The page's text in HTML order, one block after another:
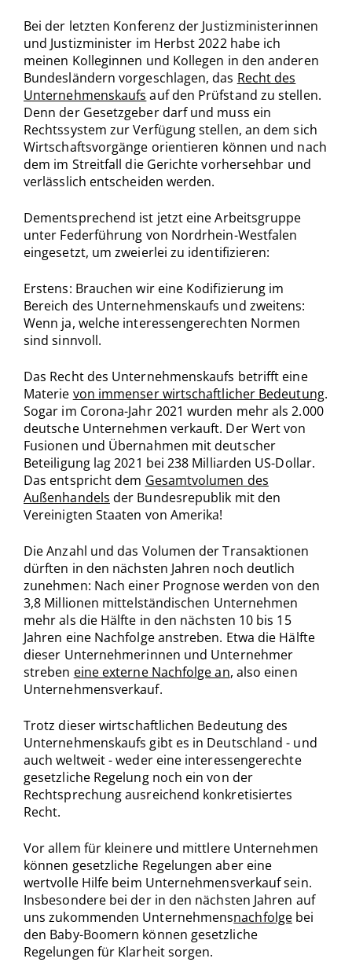
Bei der letzten Konferenz der Justizministerinnen
und Justizminister im Herbst 2022 habe ich
meinen Kolleginnen und Kollegen in den anderen
Bundesländern vorgeschlagen, das Recht des
Unternehmenskaufs auf den Prüfstand zu stellen.
Denn der Gesetzgeber darf und muss ein
Rechtssystem zur Verfügung stellen, an dem sich
Wirtschaftsvorgänge orientieren können und nach
dem im Streitfall die Gerichte vorhersehbar und
verlässlich entscheiden werden.
Dementsprechend ist jetzt eine Arbeitsgruppe
unter Federführung von Nordrhein-Westfalen
eingesetzt, um zweierlei zu identifizieren:
Erstens: Brauchen wir eine Kodifizierung im
Bereich des Unternehmenskaufs und zweitens:
Wenn ja, welche interessengerechten Normen
sind sinnvoll.
Das Recht des Unternehmenskaufs betrifft eine
Materie von immenser wirtschaftlicher Bedeutung.
Sogar im Corona-Jahr 2021 wurden mehr als 2.000
deutsche Unternehmen verkauft. Der Wert von
Fusionen und Übernahmen mit deutscher
Beteiligung lag 2021 bei 238 Milliarden US-Dollar.
Das entspricht dem Gesamtvolumen des
Außenhandels der Bundesrepublik mit den
Vereinigten Staaten von Amerika!
Die Anzahl und das Volumen der Transaktionen
dürften in den nächsten Jahren noch deutlich
zunehmen: Nach einer Prognose werden von den
3,8 Millionen mittelständischen Unternehmen
mehr als die Hälfte in den nächsten 10 bis 15
Jahren eine Nachfolge anstreben. Etwa die Hälfte
dieser Unternehmerinnen und Unternehmer
streben eine externe Nachfolge an, also einen
Unternehmensverkauf.
Trotz dieser wirtschaftlichen Bedeutung des
Unternehmenskaufs gibt es in Deutschland - und
auch weltweit - weder eine interessengerechte
gesetzliche Regelung noch ein von der
Rechtsprechung ausreichend konkretisiertes
Recht.
Vor allem für kleinere und mittlere Unternehmen
können gesetzliche Regelungen aber eine
wertvolle Hilfe beim Unternehmensverkauf sein.
Insbesondere bei der in den nächsten Jahren auf
uns zukommenden Unternehmensnachfolgebei
den Baby-Boomern können gesetzliche
Regelungen für Klarheit sorgen.